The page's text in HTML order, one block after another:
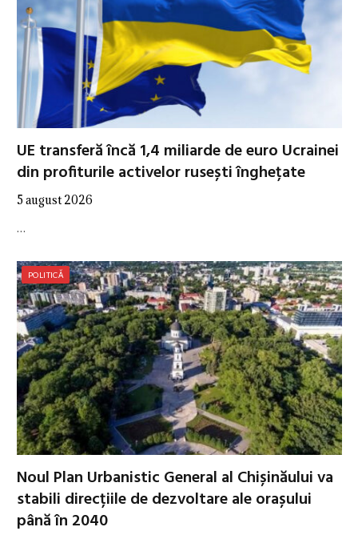
UE transferă încă 1,4 miliarde de euro Ucrainei
din profiturile activelor rusești înghețate
5 august 2026
…
POLITICĂ
Noul Plan Urbanistic General al Chișinăului va
stabili direcțiile de dezvoltare ale orașului
până în 2040